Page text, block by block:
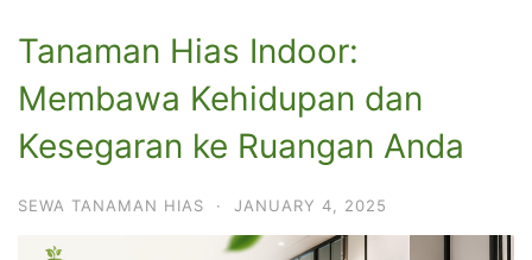
Tanaman Hias Indoor:
Membawa Kehidupan dan
Kesegaran ke Ruangan Anda
SEWA TANAMAN HIAS · JANUARY 4, 2025